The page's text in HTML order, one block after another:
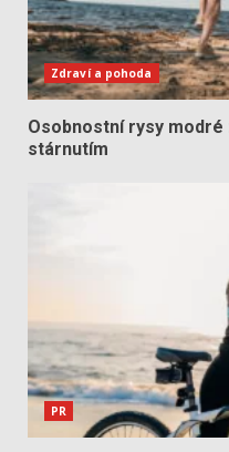
Zdraví a pohoda
Osobnostní rysy
stárnutím
PR